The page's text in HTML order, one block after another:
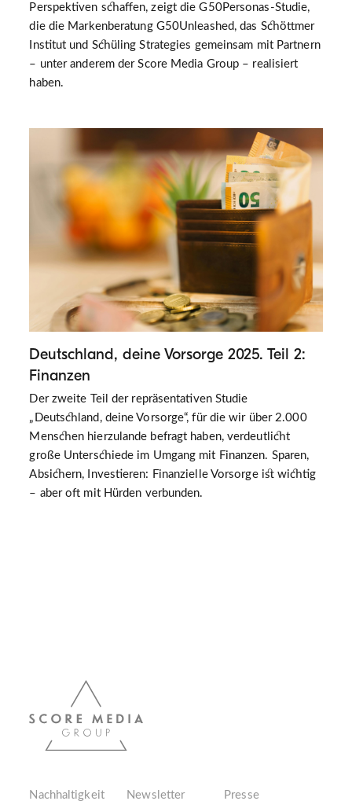
Perspektiven schaffen, zeigt die G50Personas-Studie,
die die Markenberatung G50Unleashed, das Schöttmer
Institut und Schüling Strategies gemeinsam mit Partnern
– unter anderem der Score Media Group – realisiert
haben.
Deutschland, deine Vorsorge 2025. Teil 2:
Finanzen
Der zweite Teil der repräsentativen Studie
„Deutschland, deine Vorsorge“, für die wir über 2.000
Menschen hierzulande befragt haben, verdeutlicht
große Unterschiede im Umgang mit Finanzen. Sparen,
Absichern, Investieren: Finanzielle Vorsorge ist wichtig
– aber oft mit Hürden verbunden.
Nachhaltigkeit Newsletter Presse